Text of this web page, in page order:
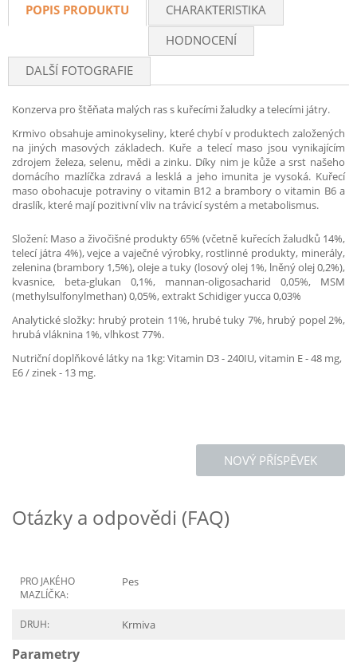
POPIS PRODUKTU
CHARAKTERISTIKA
HODNOCENÍ
DALŠÍ FOTOGRAFIE
Konzerva pro štěňata malých ras s kuřecími žaludky a telecími játry.
Krmivo obsahuje aminokyseliny, které chybí v produktech založených
na jiných masových základech. Kuře a telecí maso jsou vynikajícím
zdrojem železa, selenu, mědi a zinku. Díky nim je kůže a srst našeho
domácího mazlíčka zdravá a lesklá a jeho imunita je vysoká. Kuřecí
maso obohacuje potraviny o vitamin B12 a brambory o vitamin B6 a
draslík, které mají pozitivní vliv na trávicí systém a metabolismus.
Složení: Maso a živočišné produkty 65% (včetně kuřecích žaludků 14%,
telecí játra 4%), vejce a vaječné výrobky, rostlinné produkty, minerály,
zelenina (brambory 1,5%), oleje a tuky (losový olej 1%, lněný olej 0,2%),
kvasnice, beta-glukan 0,1%, mannan-oligosacharid 0,05%, MSM
(methylsulfonylmethan) 0,05%, extrakt Schidiger yucca 0,03%
Analytické složky: hrubý protein 11%, hrubé tuky 7%, hrubý popel 2%,
hrubá vláknina 1%, vlhkost 77%.
Nutriční doplňkové látky na 1kg: Vitamin D3 - 240IU, vitamin E - 48 mg,
E6 / zinek - 13 mg.
NOVÝ PŘÍSPĚVEK
Otázky a odpovědi (FAQ)
PRO JAKÉHO
MAZLÍČKA:
Pes
DRUH: Krmiva
Parametry